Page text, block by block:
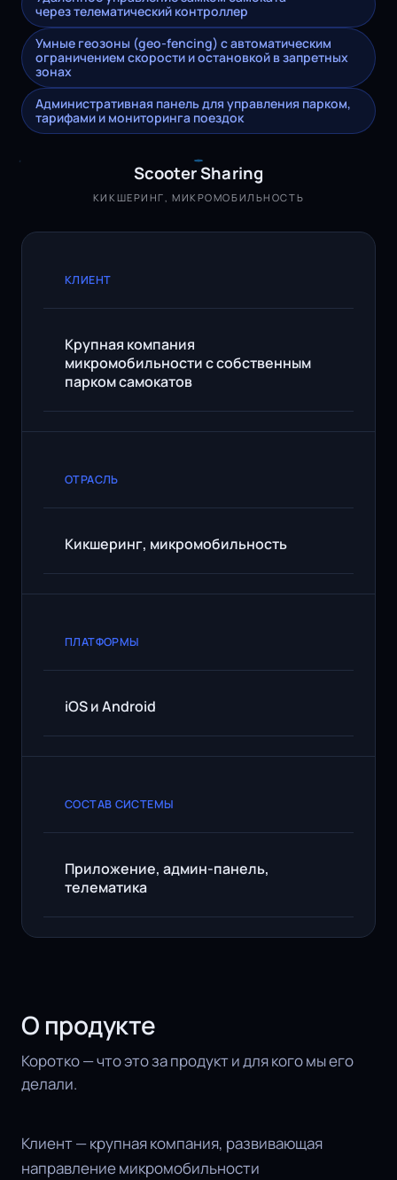
через телематический контроллер
Умные геозоны (geo-fencing) с автоматическим
ограничением скорости и остановкой в запретных
зонах
Административная панель для управления парком,
тарифами и мониторинга поездок
Scooter Sharing
КИКШЕРИНГ, МИКРОМОБИЛЬНОСТЬ
КЛИЕНТ
Крупная компания
микромобильности с собственным
парком самокатов
ОТРАСЛЬ
Кикшеринг, микромобильность
ПЛАТФОРМЫ
iOS и Android
СОСТАВ СИСТЕМЫ
Приложение, админ-панель,
телематика
О продукте
Коротко — что это за продукт и для кого мы его
делали.
Клиент — крупная компания, развивающая
направление микромобильности